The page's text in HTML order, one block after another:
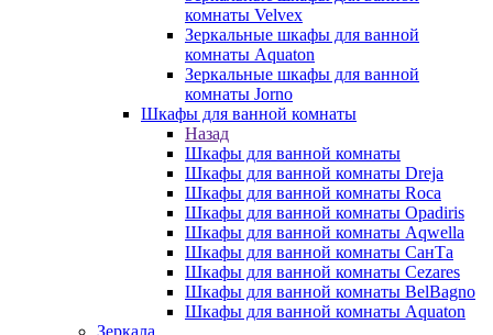
комнаты Velvex
Зеркальные шкафы для ванной
комнаты Aquaton
Зеркальные шкафы для ванной
комнаты Jorno
Шкафы для ванной комнаты
Назад
Шкафы для ванной комнаты
Шкафы для ванной комнаты Dreja
Шкафы для ванной комнаты Roca
Шкафы для ванной комнаты Opadiris
Шкафы для ванной комнаты Aqwella
Шкафы для ванной комнаты СанТа
Шкафы для ванной комнаты Cezares
Шкафы для ванной комнаты BelBagno
Шкафы для ванной комнаты Aquaton
Зеркала